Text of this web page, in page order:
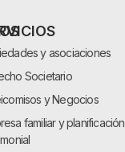
y asociaciones
Societario
y Negocios
familiar y planificación